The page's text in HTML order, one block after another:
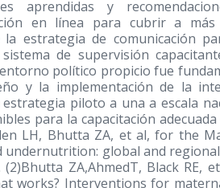
aprendidas y
en línea para cubrir a
estrategia de comunicación
de supervisión
político propicio fue
y la implementación de la
piloto a una a escala
para la capacitación
LH, Bhutta ZA, et al, for the
global and
(2)Bhutta ZA,AhmedT, Black RE,
works? Interventions for